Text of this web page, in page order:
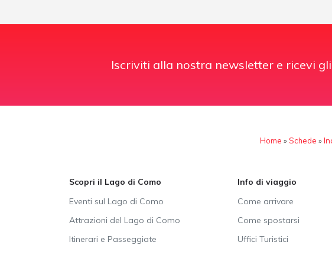
Iscriviti alla nostra newsletter e ricevi
Home »Schede »
Scopri il Lago di Como
Eventi sul Lago di Como
Attrazioni del Lago di Como
Itinerari e Passeggiate
Info di viaggio
Come arrivare
Come spostarsi
Uffici Turistici